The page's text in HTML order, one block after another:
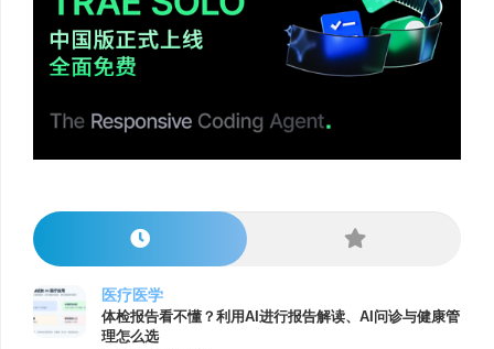
医疗医学
体检报告看不懂？利用AI进行报告解读、AI问诊与健康管
理怎么选